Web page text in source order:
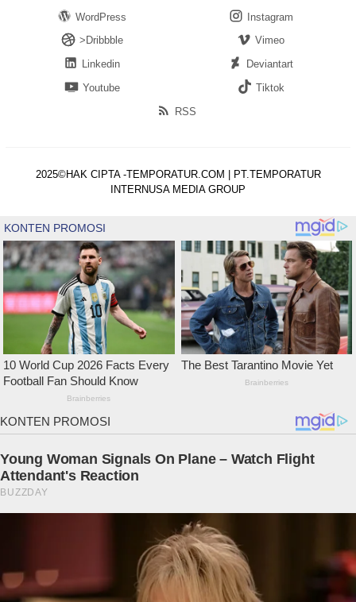
WordPress
Instagram
>Dribbble
Vimeo
Linkedin
Deviantart
Youtube
Tiktok
RSS
2025©HAK CIPTA -TEMPORATUR.COM | PT.TEMPORATUR
INTERNUSA MEDIA GROUP